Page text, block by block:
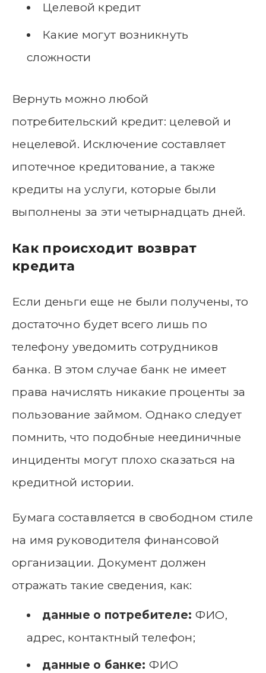
Целевой кредит
Какие могут возникнуть
сложности
Вернуть можно любой
потребительский кредит: целевой и
нецелевой. Исключение составляет
ипотечное кредитование, а также
кредиты на услуги, которые были
выполнены за эти четырнадцать дней.
Как происходит возврат
кредита
Если деньги еще не были получены, то
достаточно будет всего лишь по
телефону уведомить сотрудников
банка. В этом случае банк не имеет
права начислять никакие проценты за
пользование займом. Однако следует
помнить, что подобные неединичные
инциденты могут плохо сказаться на
кредитной истории.
Бумага составляется в свободном стиле
на имя руководителя финансовой
организации. Документ должен
отражать такие сведения, как:
данные о потребителе: ФИО,
адрес, контактный телефон;
данные о банке: ФИО